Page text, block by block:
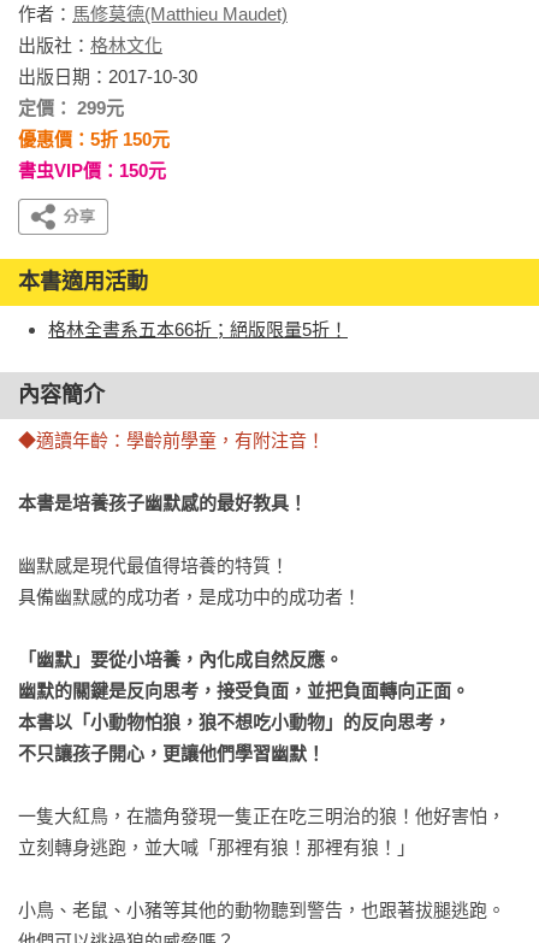
作者： 馬修莫德(Matthieu Maudet)
出版社： 格林文化
出版日期：2017-10-30
定價： 299元
優惠價：5折 150元
書虫VIP價：150元
本書適用活動
格林全書系五本66折；絕版限量5折！
內容簡介
◆適讀年齡：學齡前學童，有附注音！
本書是培養孩子幽默感的最好教具！
幽默感是現代最值得培養的特質！
具備幽默感的成功者，是成功中的成功者！
「幽默」要從小培養，內化成自然反應。
幽默的關鍵是反向思考，接受負面，並把負面轉向正面。
本書以「小動物怕狼，狼不想吃小動物」的反向思考，
不只讓孩子開心，更讓他們學習幽默！
一隻大紅鳥，在牆角發現一隻正在吃三明治的狼！他好害怕，
立刻轉身逃跑，並大喊「那裡有狼！那裡有狼！」
小鳥、老鼠、小豬等其他的動物聽到警告，也跟著拔腿逃跑。